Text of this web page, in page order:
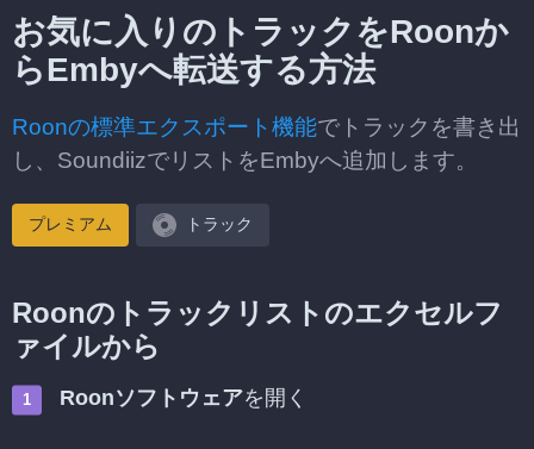
お気に入りのトラックをRoonか
らEmbyへ転送する方法
Roonの標準エクスポート機能でトラックを書き出
し、SoundiizでリストをEmbyへ追加します。
プレミアム トラック
Roonのトラックリストのエクセルフ
ァイルから
Roonソフトウェアを開く